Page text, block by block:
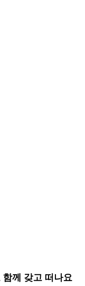
함께 갖고 떠나요